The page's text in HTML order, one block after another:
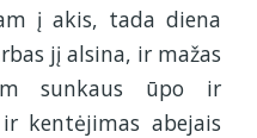
į akis, tada diena
jį alsina, ir mažas
sunkaus ūpo ir
kentėjimas abejais